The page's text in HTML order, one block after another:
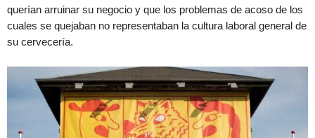
querían arruinar su negocio y que los problemas de acoso de los
cuales se quejaban no representaban la cultura laboral general de
su cervecería.